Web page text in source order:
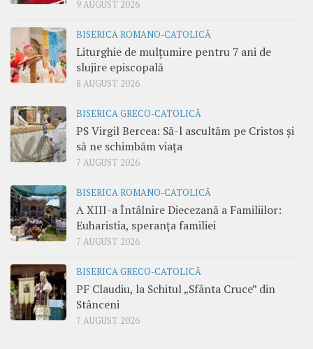
9 AUGUST 2026
BISERICA ROMANO-CATOLICĂ
Liturghie de mulțumire pentru 7 ani de
slujire episcopală
8 AUGUST 2026
BISERICA GRECO-CATOLICĂ
PS Virgil Bercea: Să-l ascultăm pe Cristos și
să ne schimbăm viața
7 AUGUST 2026
BISERICA ROMANO-CATOLICĂ
A XIII-a Întâlnire Diecezană a Familiilor:
Euharistia, speranța familiei
7 AUGUST 2026
BISERICA GRECO-CATOLICĂ
PF Claudiu, la Schitul „Sfânta Cruce” din
Stânceni
7 AUGUST 2026